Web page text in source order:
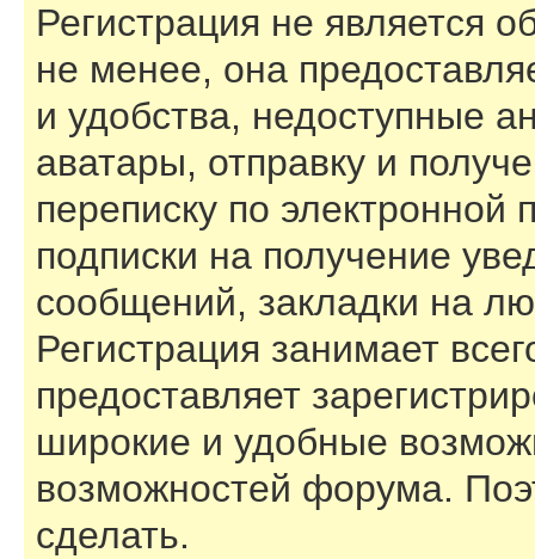
Регистрация не является
не менее, она
и удобства, недоступные
аватары, отправку и
переписку по электронной
подписки на получение
сообщений, закладки на
Регистрация занимает
предоставляет
широкие и удобные
возможностей форума.
сделать.